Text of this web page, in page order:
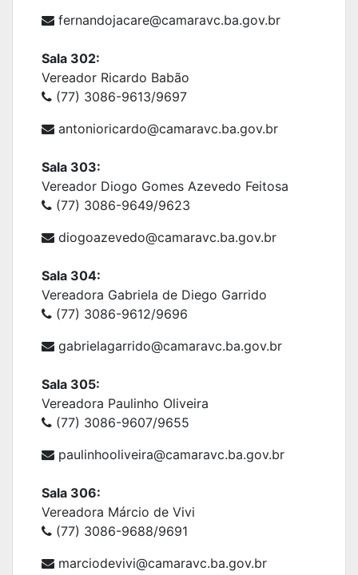
fernandojacare@camaravc.ba.gov.br
Sala 302:
Vereador Ricardo Babão
(77) 3086-9613/9697
antonioricardo@camaravc.ba.gov.br
Sala 303:
Vereador Diogo Gomes Azevedo Feitosa
(77) 3086-9649/9623
diogoazevedo@camaravc.ba.gov.br
Sala 304:
Vereadora Gabriela de Diego Garrido
(77) 3086-9612/9696
gabrielagarrido@camaravc.ba.gov.br
Sala 305:
Vereadora Paulinho Oliveira
(77) 3086-9607/9655
paulinhooliveira@camaravc.ba.gov.br
Sala 306:
Vereadora Márcio de Vivi
(77) 3086-9688/9691
marciodevivi@camaravc.ba.gov.br